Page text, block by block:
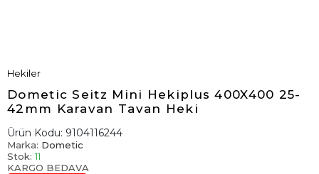
Hekiler
Dometic Seitz Mini Hekiplus 400X400 25-
42mm Karavan Tavan Heki
Ürün Kodu: 9104116244
Marka: Dometic
Stok: 11
KARGO BEDAVA